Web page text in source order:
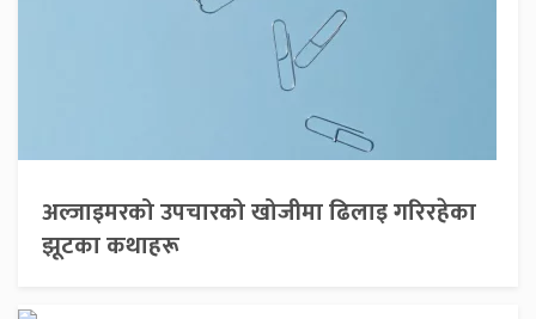
अल्जाइमरको उपचारको खोजीमा ढिलाइ गरिरहेका
झूटका कथाहरू